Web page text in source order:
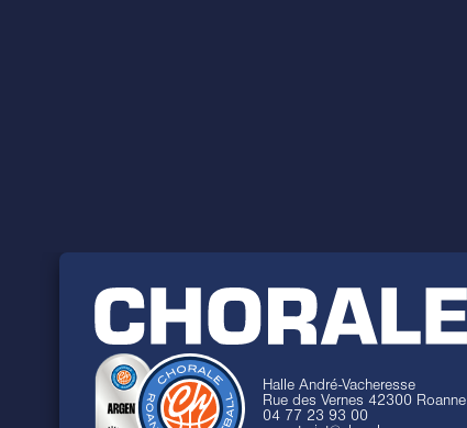
Halle André-Vacheresse
Rue des Vernes 42300 Roanne
04 77 23 93 00